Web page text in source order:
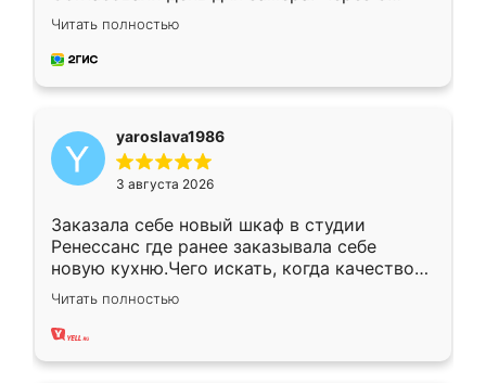
недели кухня была уже готова. Остались
довольны работой. Спасибо Ренессанс
мебель за качественную работу!
Читать полностью
yaroslava1986
3 августа 2026
Заказала себе новый шкаф в студии
Ренессанс где ранее заказывала себе
новую кухню.Чего искать, когда качеством
вполне довольна. Служит кухня уже почти
два года, нареканий нет.
Читать полностью